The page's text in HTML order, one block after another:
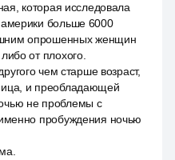
которая исследовала
больше 6000
опрошенных женщин
от плохого.
чем старше возраст,
и преобладающей
не проблемы с
пробуждения ночью